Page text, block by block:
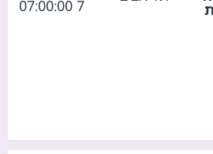
7 07:00:00